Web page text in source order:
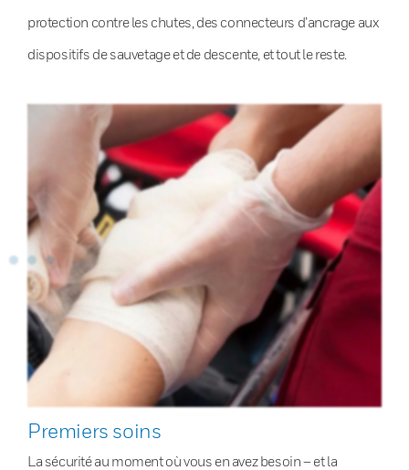
protection contre les chutes, des connecteurs d’ancrage aux
dispositifs de sauvetage et de descente, et tout le reste.
Premiers soins
La sécurité au moment où vous en avez besoin – et la